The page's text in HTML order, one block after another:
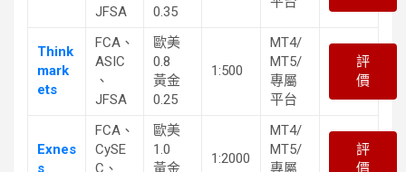
JFSA
0.35
Think
mark
ets
FCA、
ASIC
、
JFSA
歐美
0.8
黃金
0.25
1:500
MT4/
MT5/
專屬
平台
評
價
Exnes
s
FCA、
CySE
C、
歐美
1.0
黃金
1:2000
MT4/
MT5/
專屬
評
價